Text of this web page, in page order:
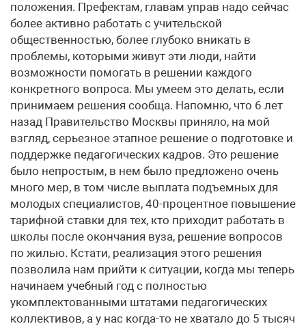
положения. Префектам, главам управ надо сейчас
более активно работать с учительской
общественностью, более глубоко вникать в
проблемы, которыми живут эти люди, найти
возможности помогать в решении каждого
конкретного вопроса. Мы умеем это делать, если
принимаем решения сообща. Напомню, что 6 лет
назад Правительство Москвы приняло, на мой
взгляд, серьезное этапное решение о подготовке и
поддержке педагогических кадров. Это решение
было непростым, в нем было предложено очень
много мер, в том числе выплата подъемных для
молодых специалистов, 40-процентное повышение
тарифной ставки для тех, кто приходит работать в
школы после окончания вуза, решение вопросов
по жилью. Кстати, реализация этого решения
позволила нам прийти к ситуации, когда мы теперь
начинаем учебный год с полностью
укомплектованными штатами педагогических
коллективов, а у нас когда-то не хватало до 5 тысяч